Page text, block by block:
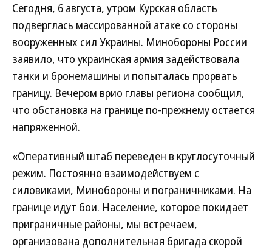
Сегодня, 6 августа, утром Курская область
подверглась массированной атаке со стороны
вооруженных сил Украины. Минобороны России
заявило, что украинская армия задействовала
танки и бронемашины и попыталась прорвать
границу. Вечером врио главы региона сообщил,
что обстановка на границе по-прежнему остается
напряженной.
«Оперативный штаб переведен в круглосуточный
режим. Постоянно взаимодействуем с
силовиками, Минобороны и пограничниками. На
границе идут бои. Население, которое покидает
приграничные районы, мы встречаем,
организована дополнительная бригада скорой